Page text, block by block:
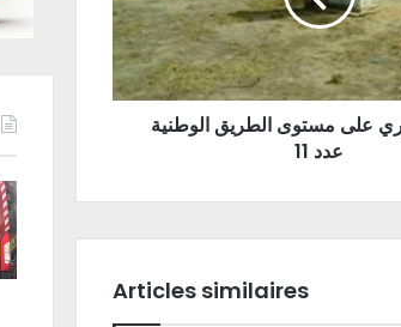
على مستوى الطريق الوطنية
عدد 11
Articles similaires